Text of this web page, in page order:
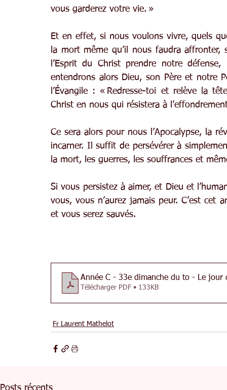
vous garderez votre vie. »
Et en effet, si nous voulons vivre, quels
la mort même qu’il nous faudra
l’Esprit du Christ prendre notre
entendrons alors Dieu, son Père et notre
l’Évangile : « Redresse-toi et relève la
Christ en nous qui résistera à
Ce sera alors pour nous l’Apocalypse, la
incarner. Il suffit de persévérer à
la mort, les guerres, les souffrances et
Si vous persistez à aimer, et Dieu et
vous, vous n’aurez jamais peur. C’est
et vous serez sauvés.
Année C - 33e dimanche du to - Le
Télécharger PDF • 133KB
Fr Laurent Mathelot
Posts récents